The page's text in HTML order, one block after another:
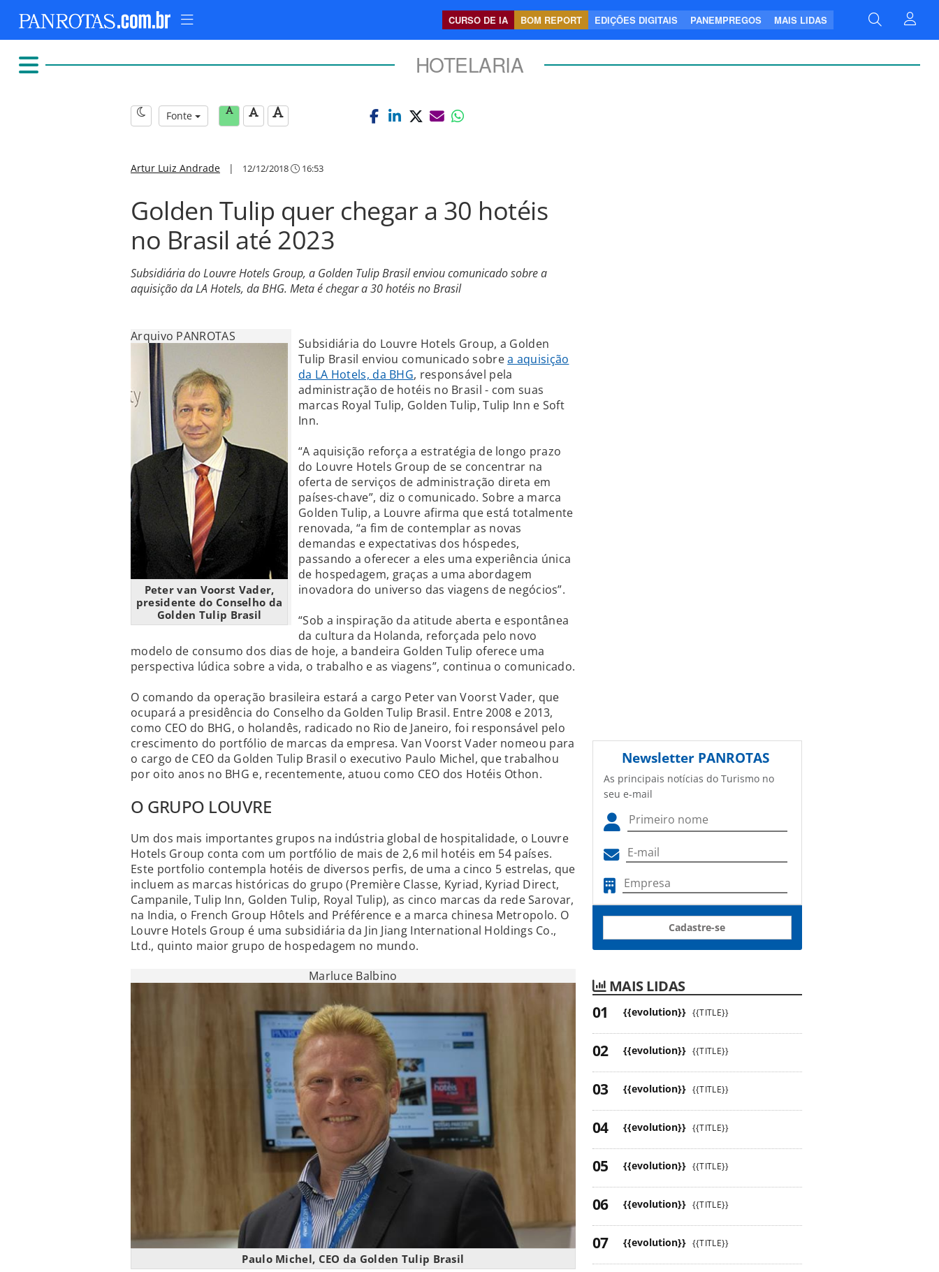
CURSO DE IA BOM REPORT EDIÇÕES DIGITAIS PANEMPREGOS MAIS LIDAS
HOTELARIA
Fonte
Artur Luiz Andrade | 12/12/2018 16:53
Golden Tulip quer chegar a 30 hotéis
no Brasil até 2023
Subsidiária do Louvre Hotels Group, a Golden Tulip Brasil enviou comunicado sobre a
aquisição da LA Hotels, da BHG. Meta é chegar a 30 hotéis no Brasil
Arquivo PANROTAS
Peter van Voorst Vader,
presidente do Conselho da
Golden Tulip Brasil
Subsidiária do Louvre Hotels Group, a Golden
Tulip Brasil enviou comunicado sobrea aquisição
da LA Hotels, da BHG, responsável pela
administração de hotéis no Brasil - com suas
marcas Royal Tulip, Golden Tulip, Tulip Inn e Soft
Inn.
“A aquisição reforça a estratégia de longo prazo
do Louvre Hotels Group de se concentrar na
oferta de serviços de administração direta em
países-chave”, diz o comunicado. Sobre a marca
Golden Tulip, a Louvre afirma que está totalmente
renovada, “a fim de contemplar as novas
demandas e expectativas dos hóspedes,
passando a oferecer a eles uma experiência única
de hospedagem, graças a uma abordagem
inovadora do universo das viagens de negócios”.
“Sob a inspiração da atitude aberta e espontânea
da cultura da Holanda, reforçada pelo novo
modelo de consumo dos dias de hoje, a bandeira Golden Tulip oferece uma
perspectiva lúdica sobre a vida, o trabalho e as viagens”, continua o comunicado.
O comando da operação brasileira estará a cargo Peter van Voorst Vader, que
ocupará a presidência do Conselho da Golden Tulip Brasil. Entre 2008 e 2013,
como CEO do BHG, o holandês, radicado no Rio de Janeiro, foi responsável pelo
crescimento do portfólio de marcas da empresa. Van Voorst Vader nomeou para
o cargo de CEO da Golden Tulip Brasil o executivo Paulo Michel, que trabalhou
por oito anos no BHG e, recentemente, atuou como CEO dos Hotéis Othon.
O GRUPO LOUVRE
Um dos mais importantes grupos na indústria global de hospitalidade, o Louvre
Hotels Group conta com um portfólio de mais de 2,6 mil hotéis em 54 países.
Este portfolio contempla hotéis de diversos perfis, de uma a cinco 5 estrelas, que
incluem as marcas históricas do grupo (Première Classe, Kyriad, Kyriad Direct,
Campanile, Tulip Inn, Golden Tulip, Royal Tulip), as cinco marcas da rede Sarovar,
na India, o French Group Hôtels and Préférence e a marca chinesa Metropolo. O
Louvre Hotels Group é uma subsidiária da Jin Jiang International Holdings Co.,
Ltd., quinto maior grupo de hospedagem no mundo.
Marluce Balbino
Paulo Michel, CEO da Golden Tulip Brasil
Newsletter PANROTAS
As principais notícias do Turismo no
seu e-mail
Cadastre-se
MAIS LIDAS
{{evolution}} {{TITLE}}
{{evolution}} {{TITLE}}
{{evolution}} {{TITLE}}
{{evolution}} {{TITLE}}
{{evolution}} {{TITLE}}
{{evolution}} {{TITLE}}
{{evolution}} {{TITLE}}